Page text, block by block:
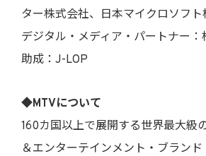
ター株式会社、日本マイクロソフト
デジタル・メディア・パートナー：
助成：J-LOP
◆MTVについて
160カ国以上で展開する世界最大級
＆エンターテインメント・ブラン